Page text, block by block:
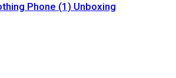
Phone (1) Unboxing